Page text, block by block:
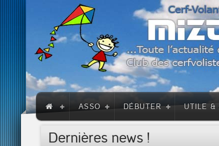
ASSO DÉBUTER UTILE &
Dernières news !